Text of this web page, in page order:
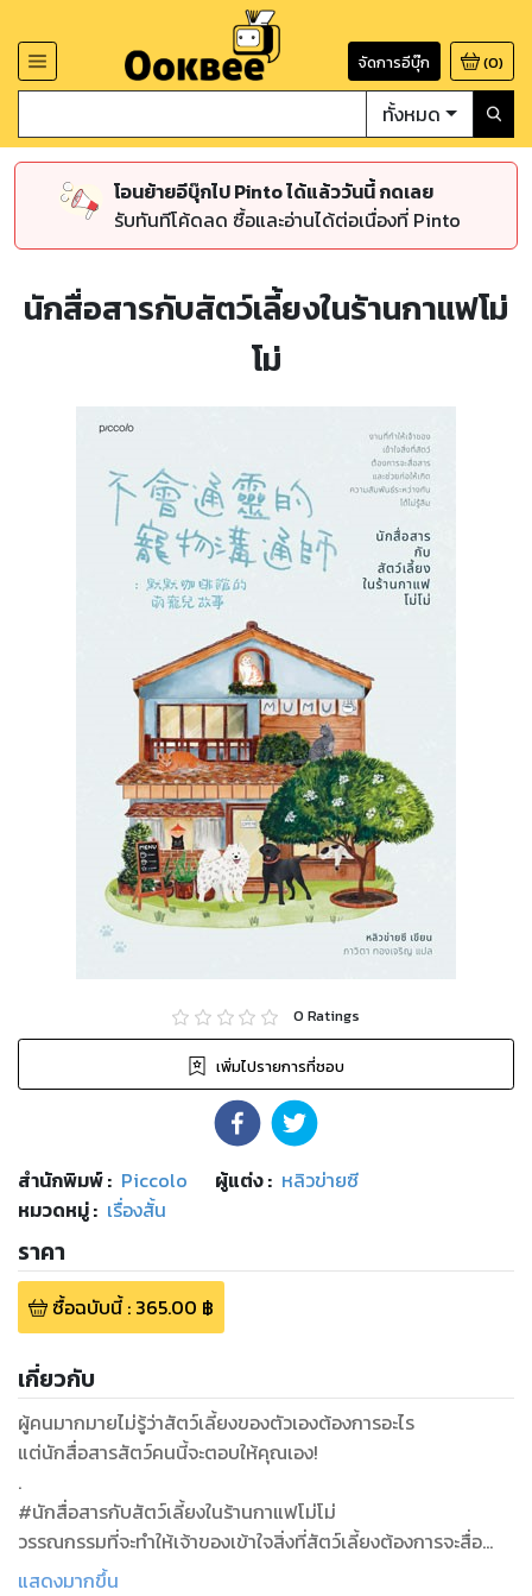
จัดการอีบุ๊ก (0)
ทั้งหมด
โอนย้ายอีบุ๊กไป Pinto ได้แล้ววันนี้ กดเลย
รับทันทีโค้ดลด ซื้อและอ่านได้ต่อเนื่องที่ Pinto
นักสื่อสารกับสัตว์เลี้ยงในร้านกาแฟโม่
โม่
0 Ratings
เพิ่มไปรายการที่ชอบ
สำนักพิมพ์: Piccolo ผู้แต่ง : หลิวข่ายซี
หมวดหมู่: เรื่องสั้น
ราคา
ซื้อฉบับนี้: 365.00 ฿
เกี่ยวกับ
ผู้คนมากมายไม่รู้ว่าสัตว์เลี้ยงของตัวเองต้องการอะไร
แต่นักสื่อสารสัตว์คนนี้จะตอบให้คุณเอง!
.
#นักสื่อสารกับสัตว์เลี้ยงในร้านกาแฟโม่โม่
วรรณกรรมที่จะทำให้เจ้าของเข้าใจสิ่งที่สัตว์เลี้ยงต้องการจะสื่อ
อวลไปด้วยความประทับใจ ก่อเกิดความสัมพันธ์ระหว่างกันได้ไม่รู้
แสดงมากขึ้น